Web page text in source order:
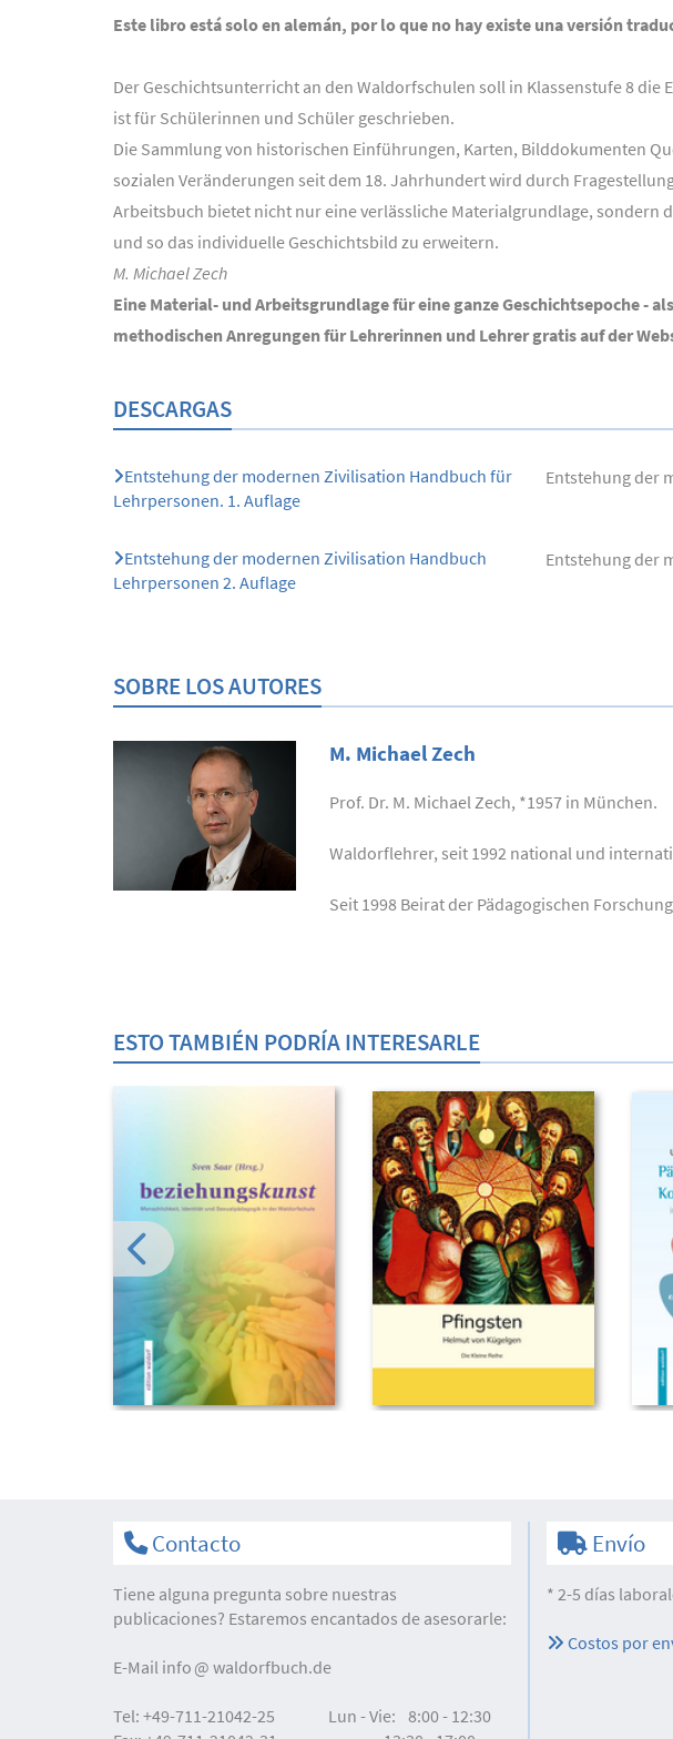
Este libro está solo en alemán, por lo que no hay existe una versión
Der Geschichtsunterricht an den Waldorfschulen soll in Klassenstufe 8
ist für Schülerinnen und Schüler geschrieben.
Die Sammlung von historischen Einführungen, Karten, Bilddokumenten
sozialen Veränderungen seit dem 18. Jahrhundert wird durch
Arbeitsbuch bietet nicht nur eine verlässliche Materialgrundlage, sondern
und so das individuelle Geschichtsbild zu erweitern.
M. Michael Zech
Eine Material- und Arbeitsgrundlage für eine ganze Geschichtsepoche
methodischen Anregungen für Lehrerinnen und Lehrer gratis auf der
DESCARGAS
Entstehung der modernen Zivilisation Handbuch für
Lehrpersonen. 1. Auflage
Entstehung der
Entstehung der modernen Zivilisation Handbuch
Lehrpersonen 2. Auflage
Entstehung der
SOBRE LOS AUTORES
M. Michael Zech
Prof. Dr. M. Michael Zech, *1957 in München.
Waldorflehrer, seit 1992 national und
Seit 1998 Beirat der Pädagogischen
ESTO TAMBIÉN PODRÍA INTERESARLE
Contacto
Tiene alguna pregunta sobre nuestras
publicaciones? Estaremos encantados de asesorarle:
E-Mail info waldorfbuch.de
Tel: +49-711-21042-25
Lun - Vie:
8:00 - 12:30
Envío
* 2-5 días
Costos por